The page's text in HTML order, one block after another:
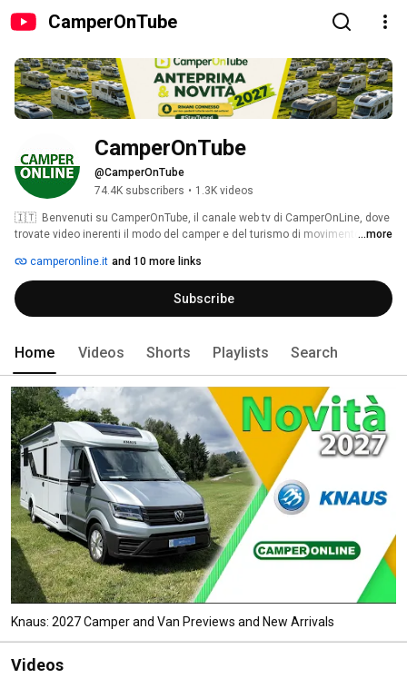
CamperOnTube
CamperOnTube
@CamperOnTube
74.4K subscribers • 1.3K videos
🇮🇹  Benvenuti su CamperOnTube, il canale web tv di CamperOnLine, dove
trovate video inerenti il modo del camper e del turismo di movimento: test
accessori, viaggi, turismo, fiere ed eventi.
...more
camperonline.it and 10 more links
Subscribe
Home Videos Shorts Playlists Search
Knaus: 2027 Camper and Van Previews and New Arrivals
Videos